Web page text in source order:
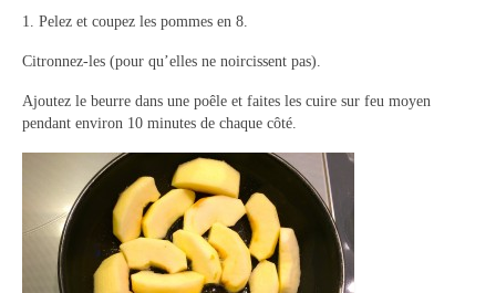
Clafoutis Crèmes Flans
Crumbles Gâteaux secs Sablés
Gâteaux Tartes
Panna cotta Tiramisu
Divers desserts
1. Pelez et coupez les pommes en 8.
Citronnez-les (pour qu’elles ne noircissent pas).
Ajoutez le beurre dans une poêle et faites les cuire sur feu moyen
pendant environ 10 minutes de chaque côté.